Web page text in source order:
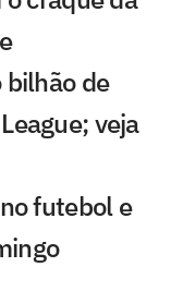
bilhão de
veja
futebol e